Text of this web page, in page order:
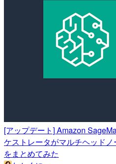
[アップデート] Amazon
ケストレータがマルチヘッド
をまとめてみた